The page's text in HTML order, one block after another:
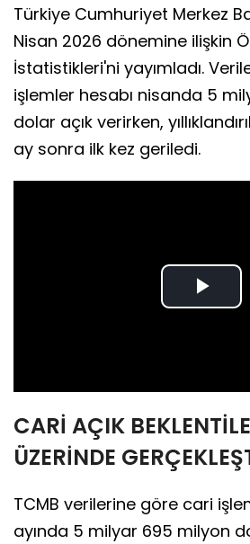
Türkiye Cumhuriyet Merkez
Nisan 2026 dönemine ilişkin
İstatistikleri'ni yayımladı.
işlemler hesabı nisanda 5
dolar açık verirken,
ay sonra ilk kez geriledi.
Play
CARİ AÇIK
ÜZERİNDE
TCMB verilerine göre cari
ayında 5 milyar 695 milyon